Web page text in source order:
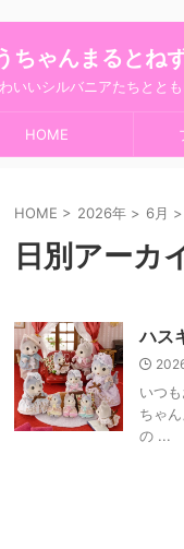
ちゃんまるとね
いいシルバニアたちとと
HOME
HOME > 2026年 > 6月 >
日別アーカ
ハス
いつ
ちゃ
の ...